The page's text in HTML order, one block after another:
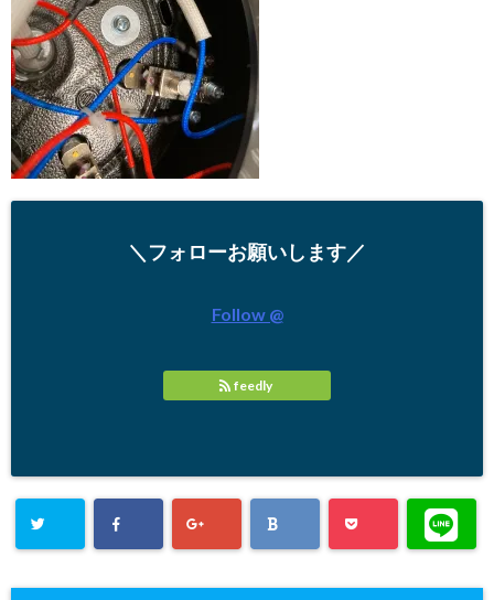
＼フォローお願いします／
Follow @
feedly